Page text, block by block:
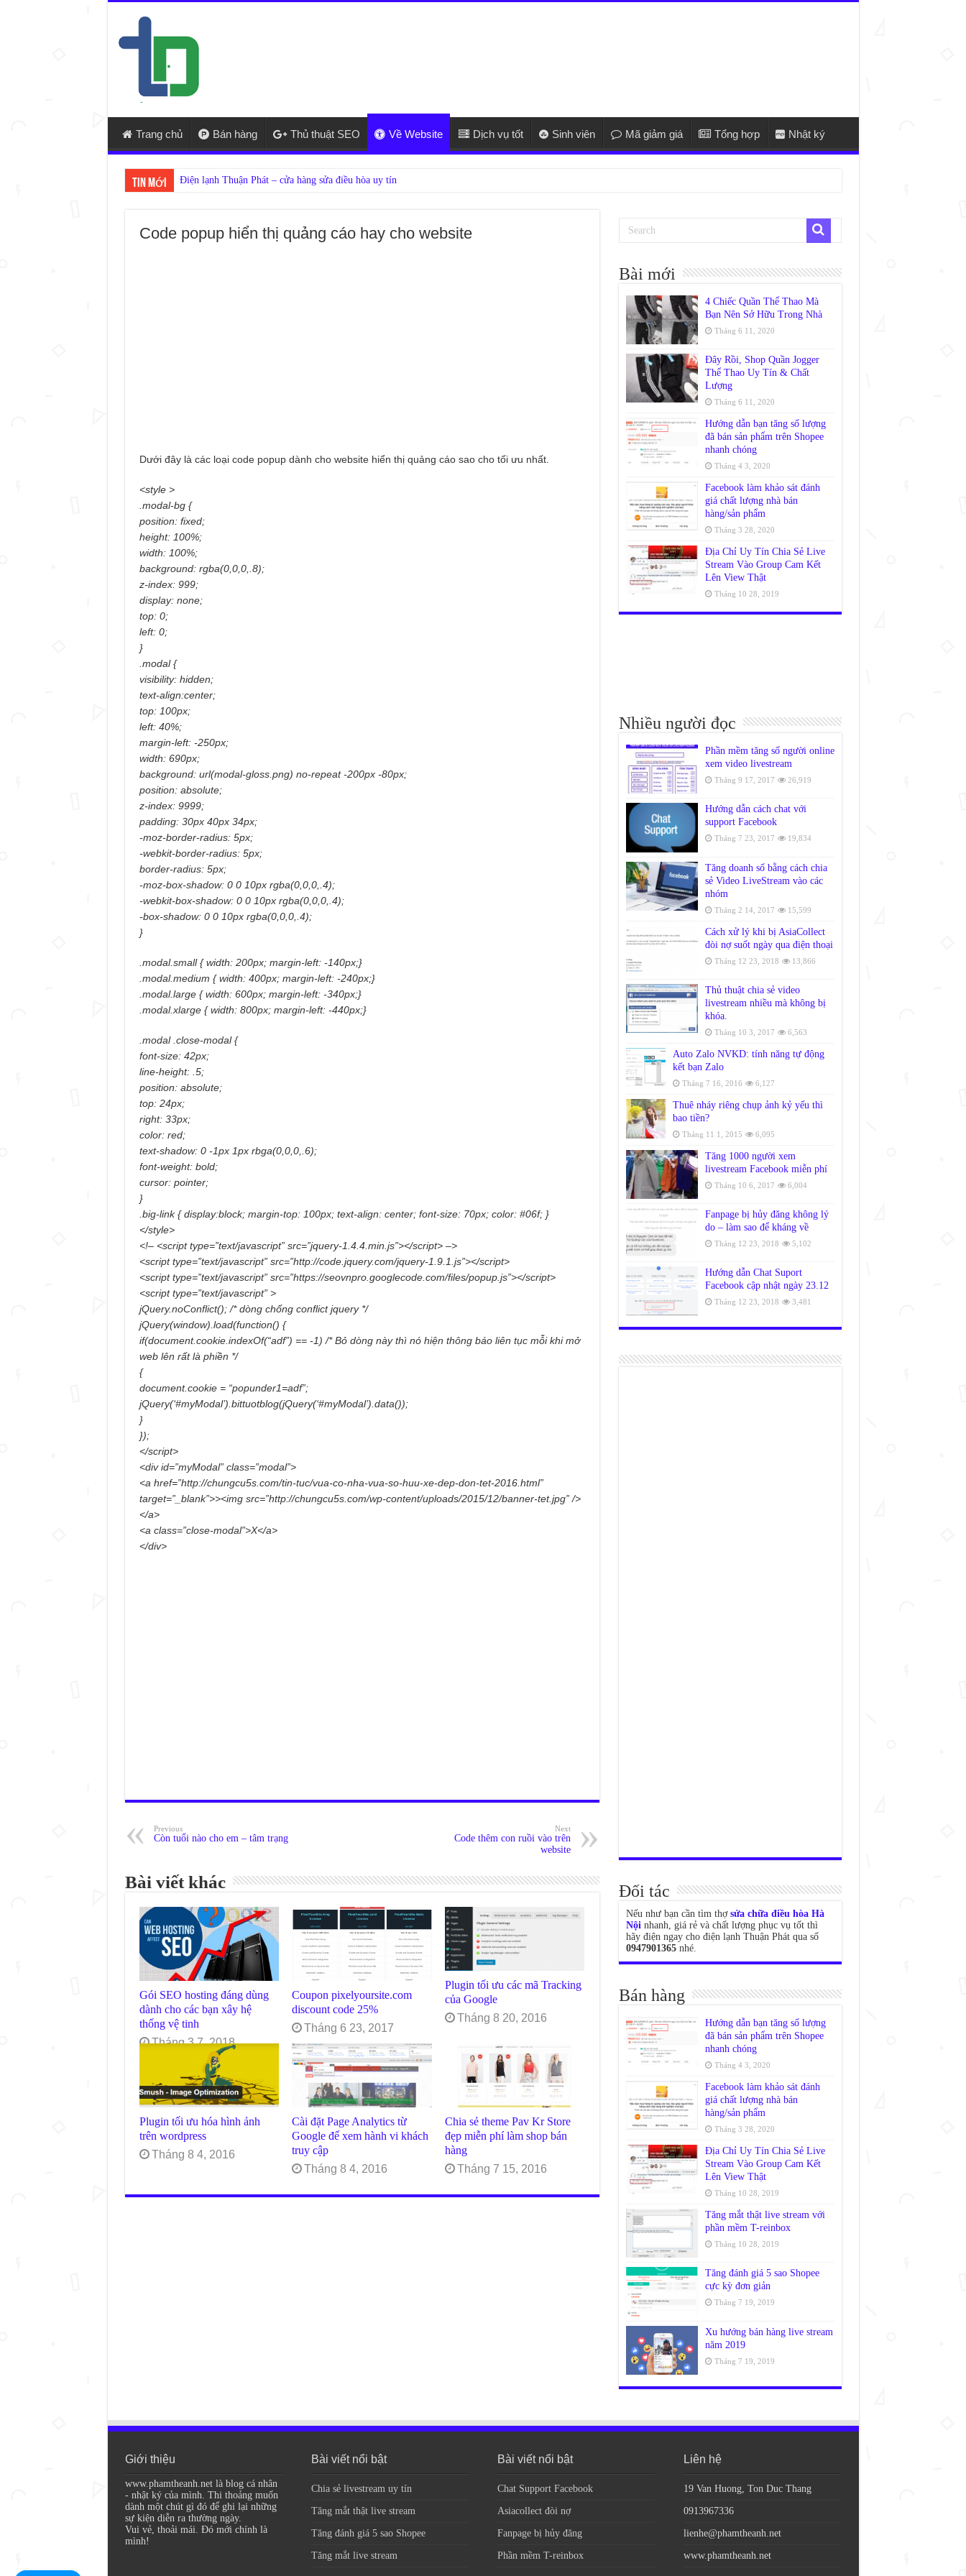
Trang chủ Bán hàng Thủ thuật SEO Về Website Dịch vụ tốt Sinh viên Mã giảm giá Tổng hợp Nhật ký
Tin mới N
Code popup hiển thị quảng cáo hay cho website
Dưới đây là các loại code popup dành cho website hiển thị quảng cáo sao cho tối ưu nhất.
<style >
.modal-bg {
position: fixed;
height: 100%;
width: 100%;
background: rgba(0,0,0,.8);
z-index: 999;
display: none;
top: 0;
left: 0;
}
.modal {
visibility: hidden;
text-align:center;
top: 100px;
left: 40%;
margin-left: -250px;
width: 690px;
background: url(modal-gloss.png) no-repeat -200px -80px;
position: absolute;
z-index: 9999;
padding: 30px 40px 34px;
-moz-border-radius: 5px;
-webkit-border-radius: 5px;
border-radius: 5px;
-moz-box-shadow: 0 0 10px rgba(0,0,0,.4);
-webkit-box-shadow: 0 0 10px rgba(0,0,0,.4);
-box-shadow: 0 0 10px rgba(0,0,0,.4);
}
.modal.small { width: 200px; margin-left: -140px;}
.modal.medium { width: 400px; margin-left: -240px;}
.modal.large { width: 600px; margin-left: -340px;}
.modal.xlarge { width: 800px; margin-left: -440px;}
.modal .close-modal {
font-size: 42px;
line-height: .5;
position: absolute;
top: 24px;
right: 33px;
color: red;
text-shadow: 0 -1px 1px rbga(0,0,0,.6);
font-weight: bold;
cursor: pointer;
}
.big-link { display:block; margin-top: 100px; text-align: center; font-size: 70px; color: #06f; }
</style>
<!– <script type=”text/javascript” src=”jquery-1.4.4.min.js”></script> –>
<script type=”text/javascript” src=”http://code.jquery.com/jquery-1.9.1.js”></script>
<script type=”text/javascript” src=”https://seovnpro.googlecode.com/files/popup.js”></script>
<script type=”text/javascript” >
jQuery.noConflict(); /* dòng chống conflict jquery */
jQuery(window).load(function() {
if(document.cookie.indexOf(“adf”) == -1) /* Bỏ dòng này thì nó hiện thông báo liên tục mỗi khi mở
web lên rất là phiền */
{
document.cookie = “popunder1=adf”;
jQuery(‘#myModal’).bittuotblog(jQuery(‘#myModal’).data());
}
});
</script>
<div id=”myModal” class=”modal”>
<a href=”http://chungcu5s.com/tin-tuc/vua-co-nha-vua-so-huu-xe-dep-don-tet-2016.html”
target=”_blank”>><img src=”http://chungcu5s.com/wp-content/uploads/2015/12/banner-tet.jpg” />
</a>
<a class=”close-modal”>X</a>
</div>
Previous
Còn tuổi nào cho em – tâm trạng
Next
Code thêm con ruồi vào trên
website
Bài viết khác
Gói SEO hosting đáng dùng
dành cho các bạn xây hệ
thống vệ tinh
Tháng 3 7, 2018
Coupon pixelyoursite.com
discount code 25%
Tháng 6 23, 2017
Plugin tối ưu các mã Tracking
của Google
Tháng 8 20, 2016
Plugin tối ưu hóa hình ảnh
trên wordpress
Tháng 8 4, 2016
Cài đặt Page Analytics từ
Google để xem hành vi khách
truy cập
Tháng 8 4, 2016
Chia sẻ theme Pav Kr Store
đẹp miễn phí làm shop bán
hàng
Tháng 7 15, 2016
Bài mới
4 Chiếc Quần Thể Thao Mà
Bạn Nên Sở Hữu Trong Nhà
Tháng 6 11, 2020
Đây Rồi, Shop Quần Jogger
Thể Thao Uy Tín & Chất
Lượng
Tháng 6 11, 2020
Hướng dẫn bạn tăng số lượng
đã bán sản phẩm trên Shopee
nhanh chóng
Tháng 4 3, 2020
Facebook làm khảo sát đánh
giá chất lượng nhà bán
hàng/sản phẩm
Tháng 3 28, 2020
Địa Chỉ Uy Tín Chia Sẻ Live
Stream Vào Group Cam Kết
Lên View Thật
Tháng 10 28, 2019
Nhiều người đọc
Phần mềm tăng số người online
xem video livestream
Tháng 9 17, 2017 26,919
Hướng dẫn cách chat với
support Facebook
Tháng 7 23, 2017 19,834
Tăng doanh số bằng cách chia
sẻ Video LiveStream vào các
nhóm
Tháng 2 14, 2017 15,599
Cách xử lý khi bị AsiaCollect
đòi nợ suốt ngày qua điện thoại
Tháng 12 23, 2018 13,866
Thủ thuật chia sẻ video
livestream nhiều mà không bị
khóa.
Tháng 10 3, 2017 6,563
Auto Zalo NVKD: tính năng tự động
kết bạn Zalo
Tháng 7 16, 2016 6,127
Thuê nháy riêng chụp ảnh kỷ yếu thì
bao tiền?
Tháng 11 1, 2015 6,095
Tăng 1000 người xem
livestream Facebook miễn phí
Tháng 10 6, 2017 6,004
Fanpage bị hủy đăng không lý
do – làm sao để kháng về
Tháng 12 23, 2018 5,102
Hướng dẫn Chat Suport
Facebook cập nhật ngày 23.12
Tháng 12 23, 2018 3,481
Đối tác
Nếu như bạn cần tìm thợ sửa chữa điều hòa Hà
Nộinhanh, giá rẻ và chất lượng phục vụ tốt thì
hãy điện ngay cho điện lạnh Thuận Phát qua số
0947901365nhé.
Bán hàng
Hướng dẫn bạn tăng số lượng
đã bán sản phẩm trên Shopee
nhanh chóng
Tháng 4 3, 2020
Facebook làm khảo sát đánh
giá chất lượng nhà bán
hàng/sản phẩm
Tháng 3 28, 2020
Địa Chỉ Uy Tín Chia Sẻ Live
Stream Vào Group Cam Kết
Lên View Thật
Tháng 10 28, 2019
Tăng mắt thật live stream với
phần mềm T-reinbox
Tháng 10 28, 2019
Tăng đánh giá 5 sao Shopee
cực kỳ đơn giản
Tháng 7 19, 2019
Xu hướng bán hàng live stream
năm 2019
Tháng 7 19, 2019
Giới thiệu
www.phamtheanh.net là blog cá nhân
- nhật ký của mình. Thi thoảng muốn
dành một chút gì đó để ghi lại những
sự kiện diễn ra thường ngày.
Vui vẻ, thoải mái. Đó mới chính là
mình!
Bài viết nổi bật
Chia sẻ livestream uy tín
Tăng mắt thật live stream
Tăng đánh giá 5 sao Shopee
Tăng mắt live stream
Bài viết nổi bật
Chat Support Facebook
Asiacollect đòi nợ
Fanpage bị hủy đăng
Phần mềm T-reinbox
Liên hệ
19 Van Huong, Ton Duc Thang
0913967336
lienhe@phamtheanh.net
www.phamtheanh.net